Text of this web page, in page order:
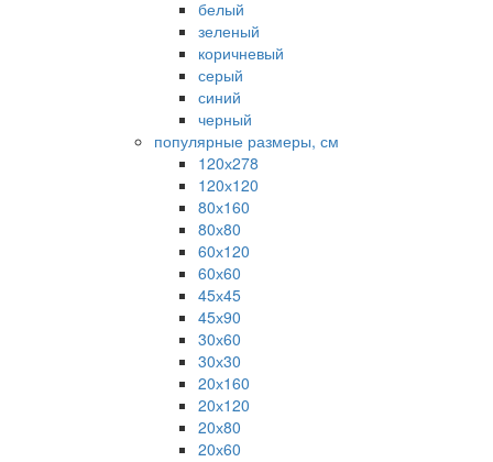
белый
зеленый
коричневый
серый
синий
черный
популярные размеры, см
120х278
120х120
80х160
80х80
60х120
60х60
45х45
45х90
30х60
30х30
20х160
20х120
20х80
20х60